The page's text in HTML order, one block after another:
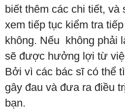
biết thêm các chi tiết, và
xem tiếp tục kiểm tra
không. Nếu không phải
sẽ được hưởng lợi từ
Bởi vì các bác sĩ có thể
gây đau và đưa ra điều
bạn.